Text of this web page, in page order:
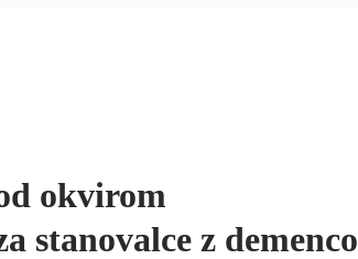
okvirom
stanovalce z demenco